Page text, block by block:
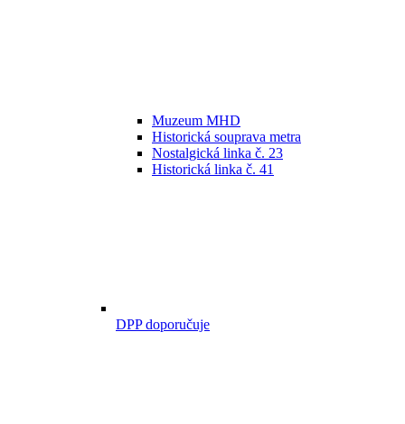
Muzeum MHD
Historická souprava metra
Nostalgická linka č. 23
Historická linka č. 41
DPP doporučuje